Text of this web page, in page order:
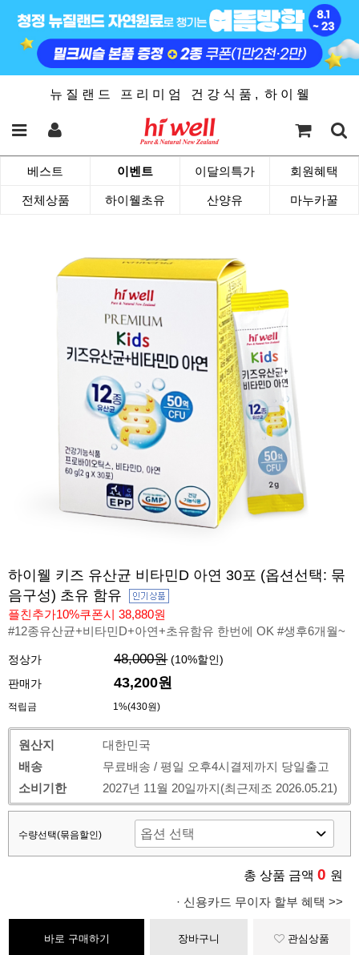
뉴 질 랜 드 프 리 미 엄 건 강 식 품 , 하 이 웰
베스트 이벤트 이달의특가 회원혜택
전체상품 하이웰초유 산양유 마누카꿀
하이웰 키즈 유산균 비타민D 아연 30포 (옵션선택: 묶
음구성) 초유 함유
플친추가10%쿠폰시 38,880원
#12종유산균+비타민D+아연+초유함유 한번에 OK #생후6개월~
정상가 48,000원 (10%할인)
판매가
43,200원
적립금 1%(430원)
원산지
대한민국
배송
무료배송 / 평일 오후4시결제까지 당일출고
소비기한
2027년 11월 20일까지(최근제조 2026.05.21)
수량선택(묶음할인)
총 상품 금액 0 원
· 신용카드 무이자 할부 혜택 >>
바로 구매하기 장바구니 관심상품